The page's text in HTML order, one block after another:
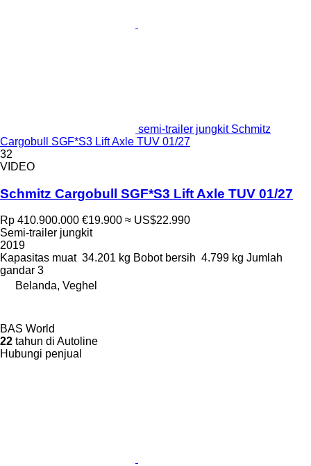
semi-trailer jungkit Schmitz
Cargobull SGF*S3 Lift Axle TUV 01/27
32
VIDEO
Schmitz Cargobull SGF*S3 Lift Axle TUV 01/27
Rp 410.900.000 €19.900 ≈ US$22.990
Semi-trailer jungkit
2019
Kapasitas muat 34.201 kg Bobot bersih 4.799 kg Jumlah
gandar 3
Belanda, Veghel
BAS World
22 tahun di Autoline
Hubungi penjual